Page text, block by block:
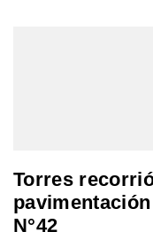
Torres
N°42